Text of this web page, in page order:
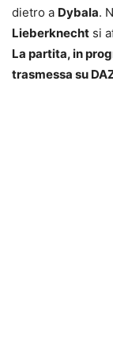
dietro a Dybala.
Lieberknecht si
La partita, in
trasmessa su